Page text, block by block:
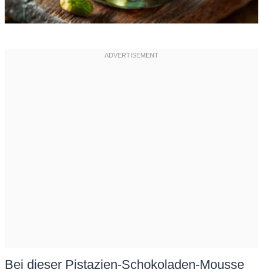
Bei dieser Pistazien-Schokoladen-Mousse